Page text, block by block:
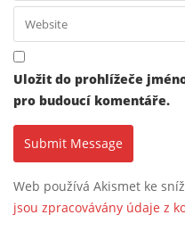
Uložit do prohlížeče
pro budoucí komentáře.
Web používá Akismet ke
jsou zpracovávány údaje z